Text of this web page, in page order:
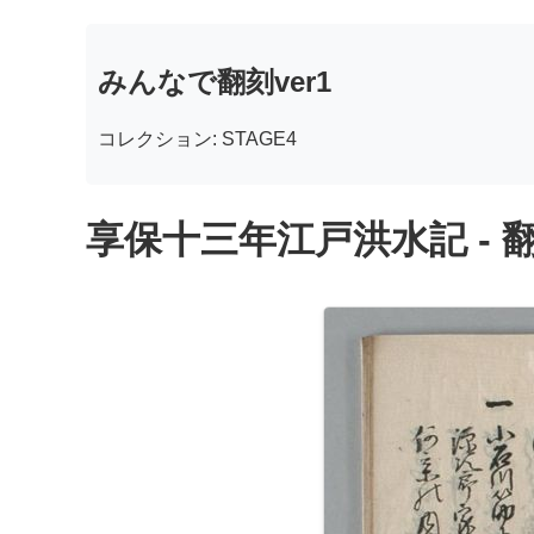
みんなで翻刻ver1
コレクション: STAGE4
享保十三年江戸洪水記 -